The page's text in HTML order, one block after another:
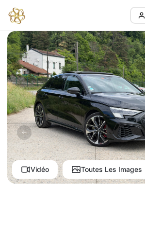
Vidéo Toutes Les Images